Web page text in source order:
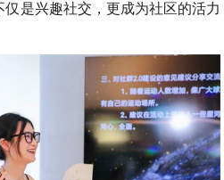
是兴趣社交，更成为社区的活力